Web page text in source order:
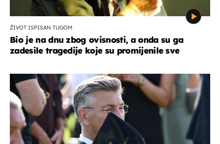
ŽIVOT ISPISAN TUGOM
Bio je na dnu zbog ovisnosti, a onda su ga
zadesile tragedije koje su promijenile sve